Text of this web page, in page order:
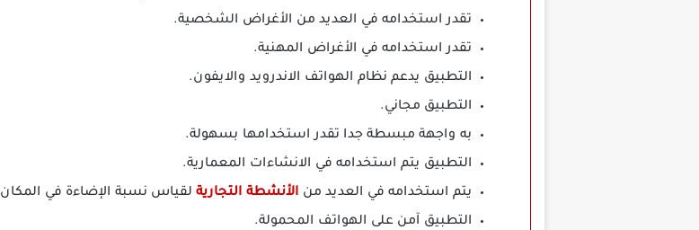
تقدر استخدامه في العديد من الأغراض الشخصية.
تقدر استخدامه في الأغراض المهنية.
التطبيق يدعم نظام الهواتف الاندرويد والايفون.
التطبيق مجاني.
به واجهة مبسطة جدا تقدر استخدامها بسهولة.
التطبيق يتم استخدامه في الانشاءات المعمارية.
يتم استخدامه في العديد من الأنشطة التجارية لقياس نسبة الإضاءة في المكان
التطبيق آمن على الهواتف المحمولة.